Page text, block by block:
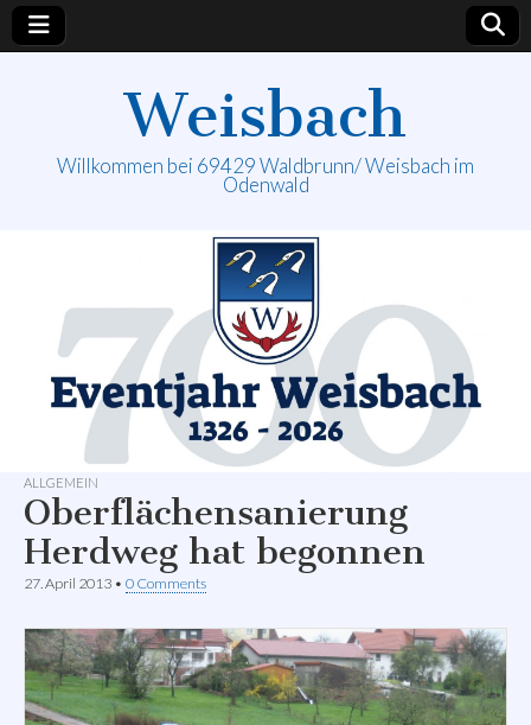
Weisbach
Willkommen bei 69429 Waldbrunn/ Weisbach im
Odenwald
ALLGEMEIN
Oberflächensanierung
Herdweg hat begonnen
27. April 2013 • 0 Comments